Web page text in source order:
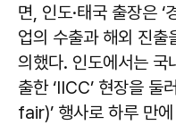
면, 인도·태국 출장은
업의 수출과 해외 진출
의했다. 인도에서는 국
출한 ‘IICC’ 현장을 둘
fair)’ 행사로 하루 만